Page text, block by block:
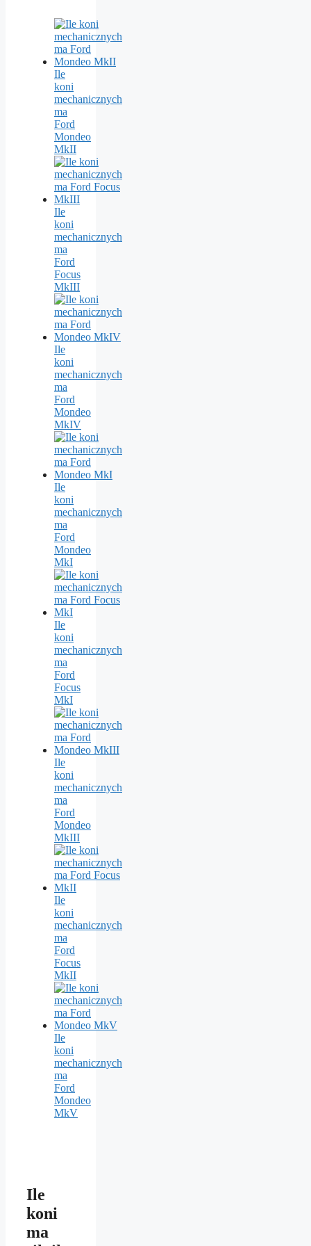
Ile
koni
mechanicznych
ma
Ford
Mondeo
MkII
Ile
koni
mechanicznych
ma
Ford
Focus
MkIII
Ile
koni
mechanicznych
ma
Ford
Mondeo
MkIV
Ile
koni
mechanicznych
ma
Ford
Mondeo
MkI
Ile
koni
mechanicznych
ma
Ford
Focus
MkI
Ile
koni
mechanicznych
ma
Ford
Mondeo
MkIII
Ile
koni
mechanicznych
ma
Ford
Focus
MkII
Ile
koni
mechanicznych
ma
Ford
Mondeo
MkV
Ile
koni
ma